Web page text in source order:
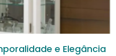
e Elegância